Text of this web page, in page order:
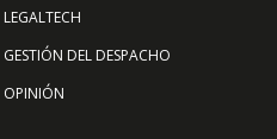
LEGALTECH
GESTIÓN DEL DESPACHO
OPINIÓN